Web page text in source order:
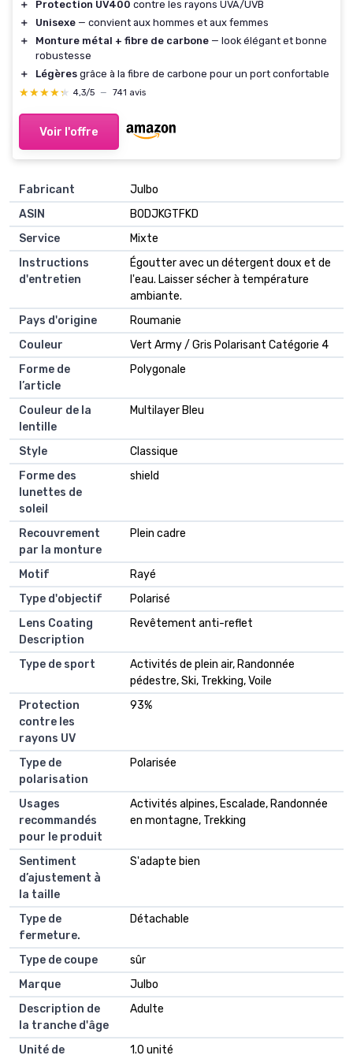
＋ Protection UV400 contre les rayons UVA/UVB
＋
Unisexe — convient aux hommes et aux femmes
＋
Monture métal + fibre de carbone — look élégant et bonne
robustesse
＋
Légères grâce à la fibre de carbone pour un port confortable
★★★★★
★★★★★ 4,3/5 — 741 avis
Voir l'offre
Fabricant
Julbo
ASIN
B0DJKGTFKD
Service
Mixte
Instructions
d'entretien
Égoutter avec un détergent doux et de
l'eau. Laisser sécher à température
ambiante.
Pays d'origine
Roumanie
Couleur
Vert Army / Gris Polarisant Catégorie 4
Forme de
l’article
Polygonale
Couleur de la
lentille
Multilayer Bleu
Style
Classique
Forme des
lunettes de
soleil
shield
Recouvrement
par la monture
Plein cadre
Motif
Rayé
Type d'objectif
Polarisé
Lens Coating
Description
Revêtement anti-reflet
Type de sport
Activités de plein air, Randonnée
pédestre, Ski, Trekking, Voile
Protection
contre les
rayons UV
93%
Type de
polarisation
Polarisée
Usages
recommandés
pour le produit
Activités alpines, Escalade, Randonnée
en montagne, Trekking
Sentiment
d’ajustement à
la taille
S'adapte bien
Type de
fermeture.
Détachable
Type de coupe
sûr
Marque
Julbo
Description de
la tranche d'âge
Adulte
Unité de
1.0 unité